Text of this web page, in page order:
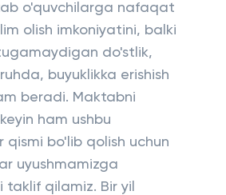
o'quvchilarga nafaqat
olish imkoniyatini, balki
do'stlik,
buyuklikka erishish
beradi. Maktabni
ham ushbu
qismi bo'lib qolish uchun
uyushmamizga
taklif qilamiz. Bir yil